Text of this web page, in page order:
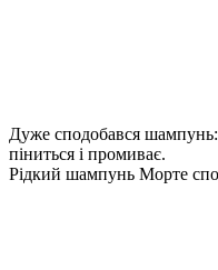
Дуже сподобався
піниться і промиває.
Рідкий шампунь Морте